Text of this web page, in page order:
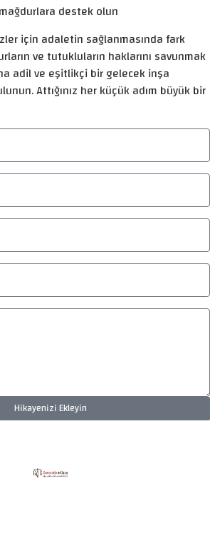
destek olun
için adaletin sağlanmasında fark
ve tutukluların haklarını savunmak
adil ve eşitlikçi bir gelecek inşa
Attığınız her küçük adım büyük bir
Hikayenizi Ekleyin